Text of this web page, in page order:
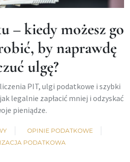
– kiedy możesz go
by naprawdę
ulgę?
PIT, ulgi podatkowe i szybki
legalnie zapłacić mniej i odzyskać
pieniądze.
OPINIE PODATKOWE
PODATKOWA